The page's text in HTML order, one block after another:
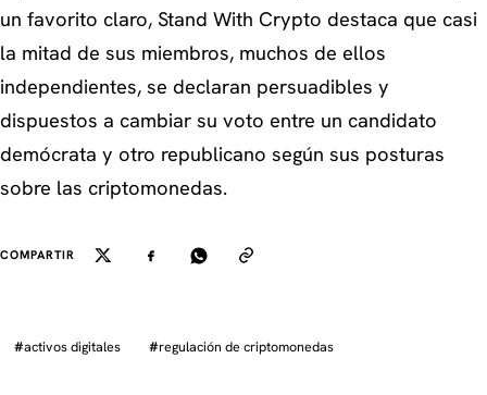
un favorito claro, Stand With Crypto destaca que casi
la mitad de sus miembros, muchos de ellos
independientes, se declaran persuadibles y
dispuestos a cambiar su voto entre un candidato
demócrata y otro republicano según sus posturas
sobre las criptomonedas.
COMPARTIR
#activos digitales #regulación de criptomonedas